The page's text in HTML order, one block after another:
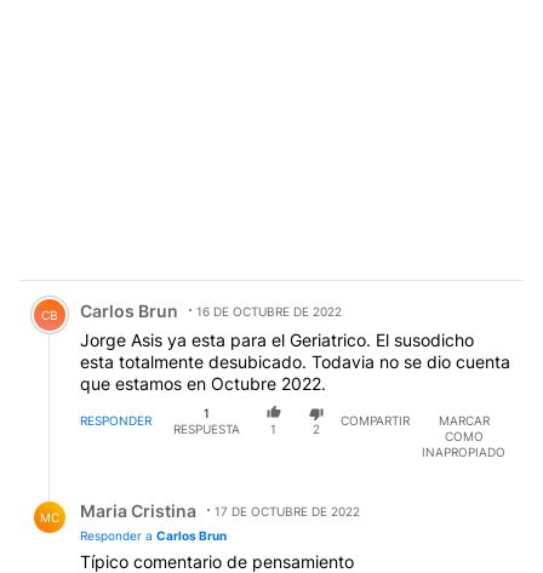
RESPONDER
RESPUESTA
1 2
INAPROPIADO
Respuesta de Maria Cristina.
Maria Cristina
17 DE OCTUBRE DE 2022
Responder a
Carlos Brun